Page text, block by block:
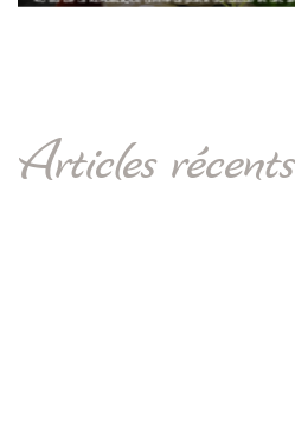
Articles récents